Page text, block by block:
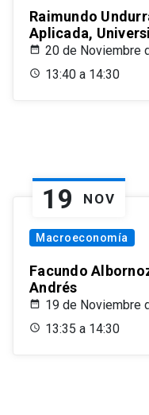
Raimundo
Aplicada,
20 de Noviembre
13:40 a 14:30
19 NOV
Macroeconomía
Facundo
Andrés
19 de Noviembre
13:35 a 14:30